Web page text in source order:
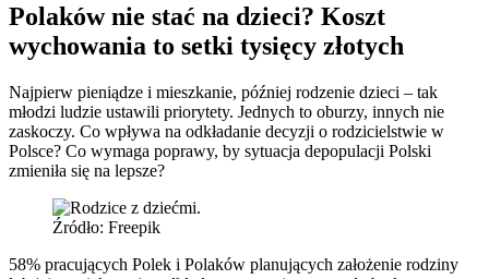
Polaków nie stać na dzieci? Koszt
wychowania to setki tysięcy złotych
Najpierw pieniądze i mieszkanie, później rodzenie dzieci – tak
młodzi ludzie ustawili priorytety. Jednych to oburzy, innych nie
zaskoczy. Co wpływa na odkładanie decyzji o rodzicielstwie w
Polsce? Co wymaga poprawy, by sytuacja depopulacji Polski
zmieniła się na lepsze?
Źródło: Freepik
58% pracujących Polek i Polaków planujących założenie rodziny